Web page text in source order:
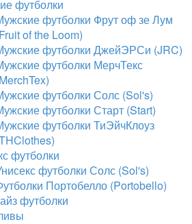
футболки
футболки Фрут оф зе Лум
of the Loom)
футболки ДжейЭРСи (JRC)
футболки МерчТекс
футболки Солс (Sol's)
футболки Старт (Start)
футболки ТиЭйчКлоуз
футболки
футболки Солс (Sol's)
Портобелло (Portobello)
футболки